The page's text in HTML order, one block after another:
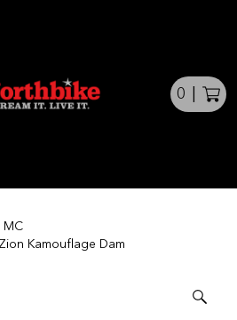
0
MC
Kamouflage Dam